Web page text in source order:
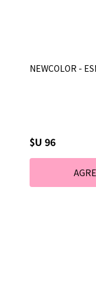
NEWCOLOR -
$U 96